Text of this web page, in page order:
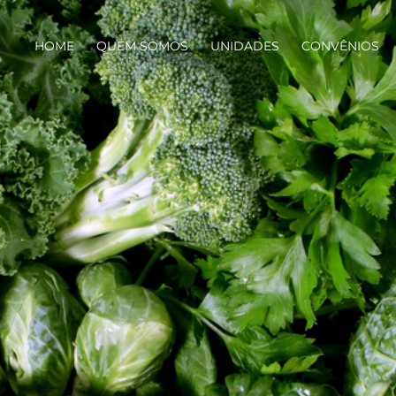
HOME QUEM SOMOS UNIDADES CONVÊNIOS